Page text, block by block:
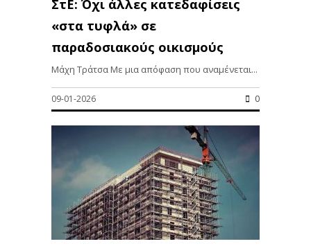
ΣτΕ: Όχι άλλες κατεδαφίσεις
«στα τυφλά» σε
παραδοσιακούς οικισμούς
Μάχη Τράτσα Με μια απόφαση που αναμένεται...
09-01-2026 0